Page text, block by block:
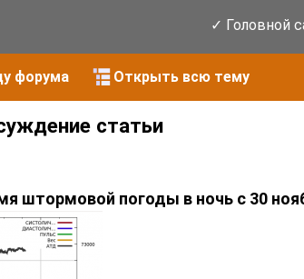
✓ Головной
форума Открыть всю тему
статьи
штормовой погоды в ночь с 30